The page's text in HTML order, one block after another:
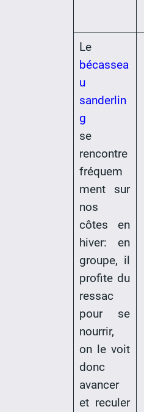
Le
bécassea
u
sanderlin
g
se
rencontre
fréquem
ment sur
nos
côtes en
hiver: en
groupe, il
profite du
ressac
pour se
nourrir,
on le voit
donc
avancer
et reculer